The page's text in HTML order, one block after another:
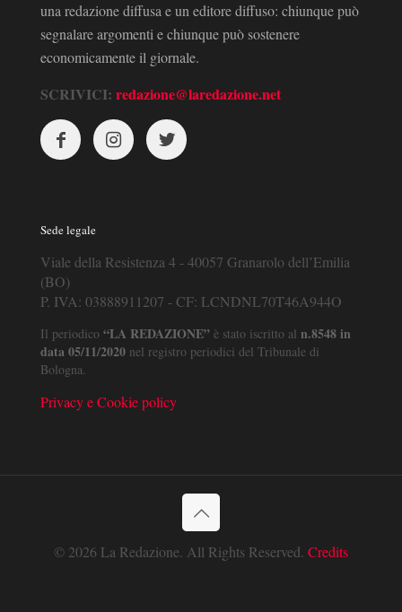
una redazione diffusa e un editore diffuso: chiunque può
segnalare argomenti e chiunque può sostenere
economicamente il giornale.
SCRIVICI: redazione@laredazione.net
Sede legale
Viale della Resistenza 4 - 40057 Granarolo dell’Emilia
(BO)
P. IVA: 03888911207 - CF: LCNDNL70T46A944O
Il periodico “LA REDAZIONE” è stato iscritto al n.8548 in
data 05/11/2020 nel registro periodici del Tribunale di
Bologna.
Privacy e Cookie policy
© 2026 La Redazione. All Rights Reserved. Credits